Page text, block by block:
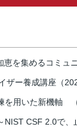
恵を集めるコミュ
ザー養成講座（
を用いた新機軸
CSF 2.0で、